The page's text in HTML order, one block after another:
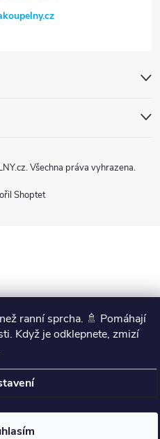
ranní sprcha. 🚿 Pomáhají
Když je odklepnete, zmizí
Shoptet
. Všechna práva vyhrazena.